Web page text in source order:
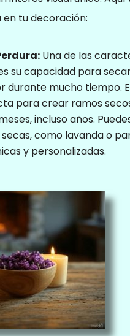
tu decoración:
Una de las
su capacidad para
durante mucho tiempo.
para crear ramos
incluso años.
como lavanda o
y personalizadas.